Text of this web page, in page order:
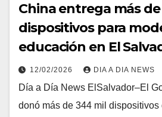
China entrega más
dispositivos para
educación en El
12/02/2026 DIA A DIA NEWS
Día a Día News ElSalvador–El
donó más de 344 mil dispositivos